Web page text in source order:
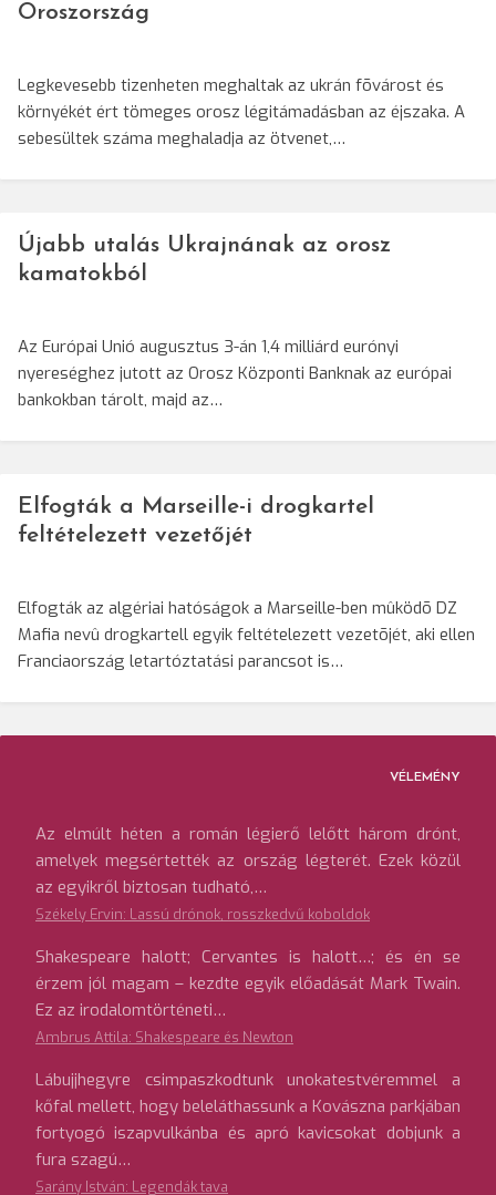
Oroszország
Legkevesebb tizenheten meghaltak az ukrán fõvárost és
környékét ért tömeges orosz légitámadásban az éjszaka. A
sebesültek száma meghaladja az ötvenet,…
Újabb utalás Ukrajnának az orosz
kamatokból
Az Európai Unió augusztus 3-án 1,4 milliárd eurónyi
nyereséghez jutott az Orosz Központi Banknak az európai
bankokban tárolt, majd az…
Elfogták a Marseille-i drogkartel
feltételezett vezetőjét
Elfogták az algériai hatóságok a Marseille-ben mûködõ DZ
Mafia nevû drogkartell egyik feltételezett vezetõjét, aki ellen
Franciaország letartóztatási parancsot is…
VÉLEMÉNY
Az elmúlt héten a román légierő lelőtt három drónt,
amelyek megsértették az ország légterét. Ezek közül
az egyikről biztosan tudható,…
Székely Ervin: Lassú drónok, rosszkedvű koboldok
Shakespeare halott; Cervantes is halott…; és én se
érzem jól magam – kezdte egyik előadását Mark Twain.
Ez az irodalomtörténeti…
Ambrus Attila: Shakespeare és Newton
Lábujjhegyre csimpaszkodtunk unokatestvéremmel a
kőfal mellett, hogy beleláthassunk a Kovászna parkjában
fortyogó iszapvulkánba és apró kavicsokat dobjunk a
fura szagú…
Sarány István: Legendák tava